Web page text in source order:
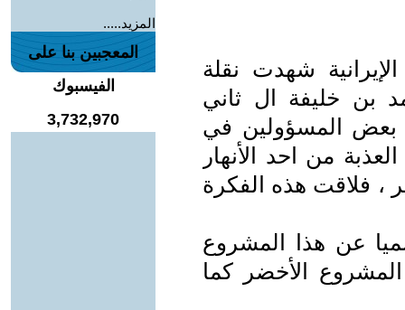
شهدت نقلة
بن خليفة ال ثاني
1991 حيث قدم بعض المسؤولين في
من احد الأنهار
، فلاقت هذه الفكرة
عن هذا المشروع
الأخضر كما
المزيد.....
المعجبين بنا على
الفيسبوك
3,732,970